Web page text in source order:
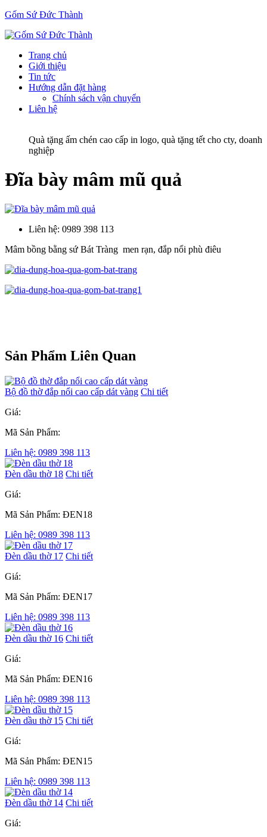
Gốm Sứ Đức Thành
Trang chủ
Giới thiệu
Tin tức
Hướng dẫn đặt hàng
Chính sách vận chuyển
Liên hệ
Quà tặng ấm chén cao cấp in logo, quà tặng tết cho cty, doanh
nghiệp
Đĩa bày mâm mũ quả
Liên hệ: 0989 398 113
Mâm bồng bằng sứ Bát Tràng men rạn, đắp nổi phù điêu
Sản Phẩm Liên Quan
Bộ đồ thờ đắp nổi cao cấp dát vàng Chi tiết
Giá:
Mã Sản Phẩm:
Liên hệ: 0989 398 113
Đèn dầu thờ 18 Chi tiết
Giá:
Mã Sản Phẩm: ĐEN18
Liên hệ: 0989 398 113
Đèn dầu thờ 17 Chi tiết
Giá:
Mã Sản Phẩm: ĐEN17
Liên hệ: 0989 398 113
Đèn dầu thờ 16 Chi tiết
Giá:
Mã Sản Phẩm: ĐEN16
Liên hệ: 0989 398 113
Đèn dầu thờ 15 Chi tiết
Giá:
Mã Sản Phẩm: ĐEN15
Liên hệ: 0989 398 113
Đèn dầu thờ 14 Chi tiết
Giá: